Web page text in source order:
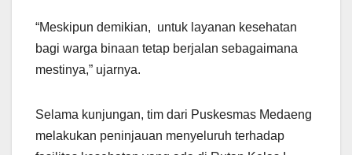
“Meskipun demikian, untuk layanan kesehatan
bagi warga binaan tetap berjalan sebagaimana
mestinya,” ujarnya.
Selama kunjungan, tim dari Puskesmas Medaeng
melakukan peninjauan menyeluruh terhadap